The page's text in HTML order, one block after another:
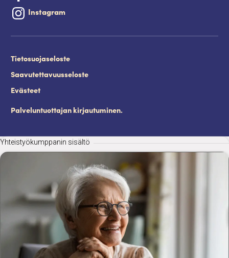
Instagram
Tietosuojaseloste
Saavutettavuusseloste
Evästeet
Palveluntuottajan kirjautuminen.
Yhteistyökumppanin sisältö